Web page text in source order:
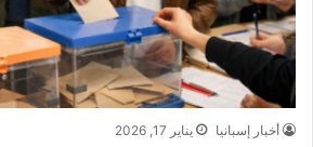
أخبار إسبانيا يناير 17, 2026